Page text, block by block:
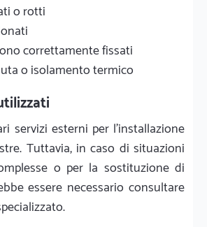
o rotti
correttamente fissati
o isolamento termico
servizi esterni per l'installazione
Tuttavia, in caso di situazioni
o per la sostituzione di
essere necessario consultare